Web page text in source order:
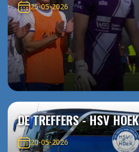
25-05-2026
DE TREFFERS - HSV HOEK
20-05-2026